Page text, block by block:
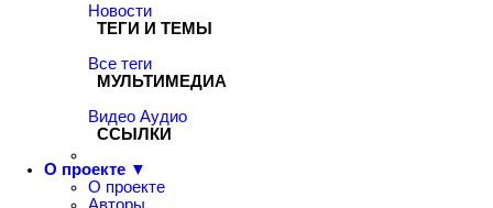
Новости
ТЕГИ И ТЕМЫ
Все теги
МУЛЬТИМЕДИА
Видео Аудио
ССЫЛКИ
О проекте ▼
О проекте